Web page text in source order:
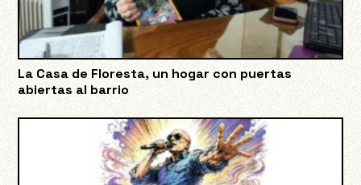
La Casa de Floresta, un hogar con puertas
abiertas al barrio